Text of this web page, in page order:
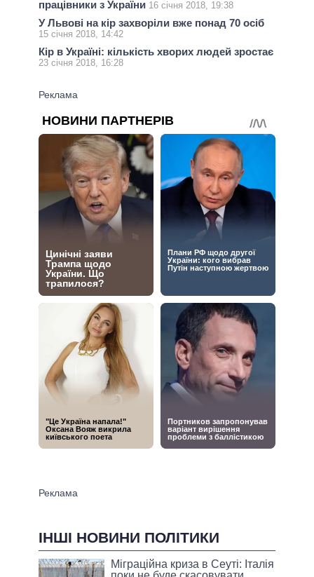
працівники з України 16 січня 2018, 19:38
У Львові на кір захворіли вже понад 70 осіб
15 січня 2018, 14:42
Кір в Україні: кількість хворих людей зростає
23 січня 2018, 16:28
ІНШІ НОВИНИ ПОЛІТИКИ
Міграційна криза в Сеуті: Італія